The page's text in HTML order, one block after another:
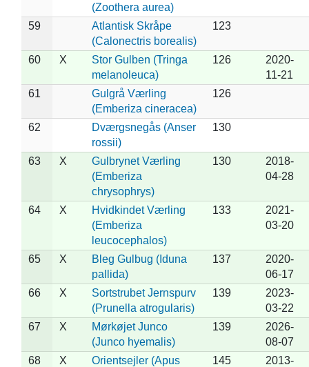
(Zoothera aurea)
59
Atlantisk Skråpe
(Calonectris borealis)
123
60 X
Stor Gulben (Tringa
melanoleuca)
126
2020-
11-21
61
Gulgrå Værling
(Emberiza cineracea)
126
62
Dværgsnegås (Anser
rossii)
130
63 X
Gulbrynet Værling
(Emberiza
chrysophrys)
130
2018-
04-28
64 X
Hvidkindet Værling
(Emberiza
leucocephalos)
133
2021-
03-20
65 X
Bleg Gulbug (Iduna
pallida)
137
2020-
06-17
66
X
Sortstrubet Jernspurv
(Prunella atrogularis)
139
2023-
03-22
67
X
Mørkøjet Junco
(Junco hyemalis)
139
2026-
08-07
68
X
Orientsejler (Apus
145
2013-